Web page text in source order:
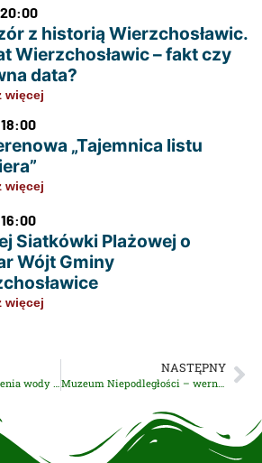
z historią Wierzchosławic.
Wierzchosławic – fakt czy
data?
więcej
„Tajemnica listu
więcej
Siatkówki Plażowej o
Wójt Gminy
więcej
NASTĘPNY